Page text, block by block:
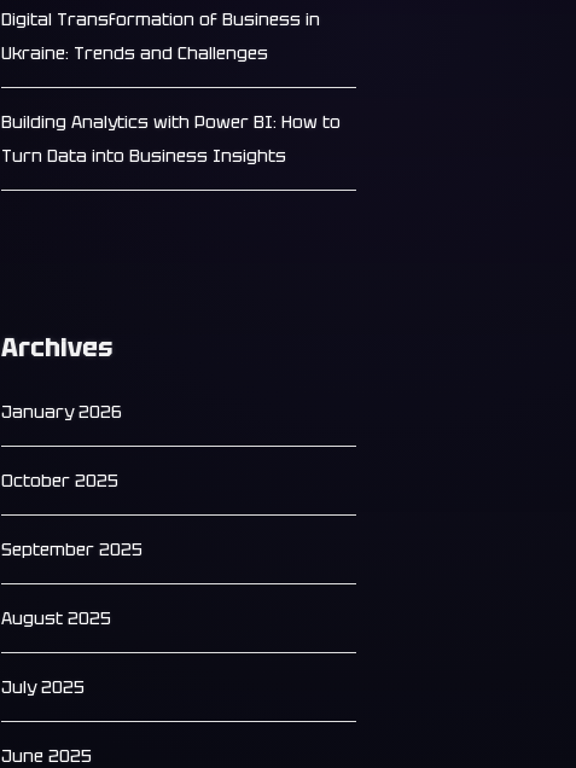
Digital Transformation of Business in
Ukraine: Trends and Challenges
Building Analytics with Power BI: How to
Turn Data into Business Insights
Archives
January 2026
October 2025
September 2025
August 2025
July 2025
June 2025